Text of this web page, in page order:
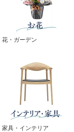
花・ガーデン
家具・インテリア